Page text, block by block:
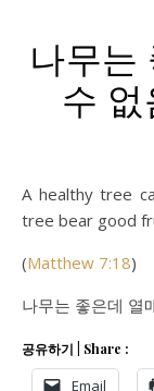
나무는
수 없
A healthy tree cannot bear bad fruit, nor can a diseased
tree bear good
(Matthew 7:18)
나무는 좋은데 열
공유하기 | Share :
Email